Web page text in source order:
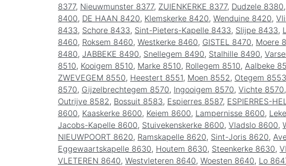
8377, Nieuwmunster 8377, ZUIENKERKE 8377, Dudzele 8380,
8400, DE HAAN 8420, Klemskerke 8420, Wenduine 8420,
8433, Schore 8433, Sint-Pieters-Kapelle 8433, Slijpe 8433,
8460, Roksem 8460, Westkerke 8460, GISTEL 8470, Moere
8480, JABBEKE 8490, Snellegem 8490, Stalhille 8490,
8510, Kooigem 8510, Marke 8510, Rollegem 8510, Aalbeke
ZWEVEGEM 8550, Heestert 8551, Moen 8552 , Otegem 8553
8570, Gijzelbrechtegem 8570, Ingooigem 8570, Vichte 8570,
Outrijve 8582 , Bossuit 8583, Espierres 8587, ESPIERRES-
8600, Kaaskerke 8600, Keiem 8600, Lampernisse 8600,
Jacobs-Kapelle 8600, Stuivekenskerke 8600, Vladslo 8600,
NIEUWPOORT 8620, Ramskapelle 8620, Sint-Joris 8620,
Eggewaartskapelle 8630, Houtem 8630, Steenkerke 8630,
VLETEREN 8640, Westvleteren 8640, Woesten 8640, Lo